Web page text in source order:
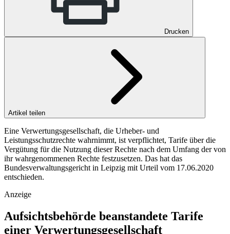
Drucken
Artikel teilen
Eine Verwertungsgesellschaft, die Urheber- und
Leistungsschutzrechte wahrnimmt, ist verpflichtet, Tarife über die
Vergütung für die Nutzung dieser Rechte nach dem Umfang der von
ihr wahrgenommenen Rechte festzusetzen. Das hat das
Bundesverwaltungsgericht in Leipzig mit Urteil vom 17.06.2020
entschieden.
Anzeige
Aufsichtsbehörde beanstandete Tarife
einer Verwertungsgesellschaft